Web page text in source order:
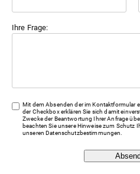
Ihre Frage:
Mit dem Absenden der im Kontaktformular
der Checkbox erklären Sie sich damit
Zwecke der Beantwortung Ihrer Anfrage
beachten Sie unsere Hinweise zum Schutz
unserenDatenschutzbestimmungen